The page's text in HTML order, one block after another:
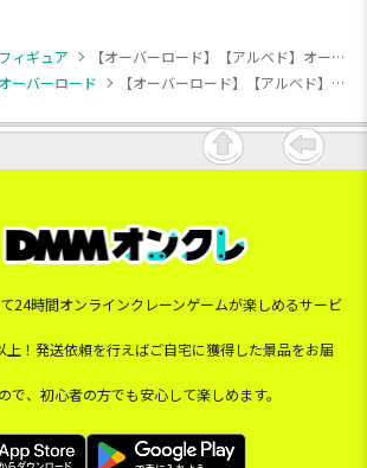
フィギュア
【オーバーロード】【アルベド】オーバーロード BiCute Dark Figureーアルベドー
オーバーロード 【オーバーロード】【アルベド】オーバーロード BiCute Dark Figureーアルベドー
24時間オンラインクレーンゲームが楽しめるサービ
！発送依頼を行えばご自宅に獲得した景品をお届
で、初心者の方でも安心して楽しめます。